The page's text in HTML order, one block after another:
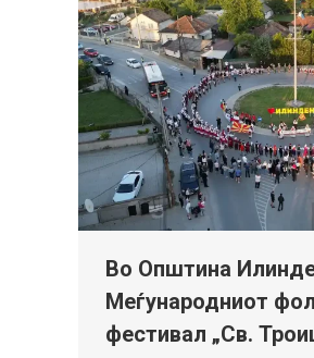
Во Општина
Меѓународниот
фестивал „Св.